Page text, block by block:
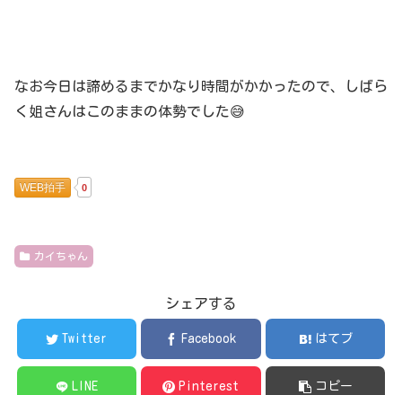
なお今日は諦めるまでかなり時間がかかったので、しばら
く姐さんはこのままの体勢でした😅
WEB拍手 0
カイちゃん
シェアする
Twitter Facebook はてブ
LINE Pinterest コピー